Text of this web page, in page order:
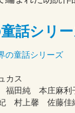
話シリー
の童話シリーズ
カス
福田純 本庄麻
村上馨 佐藤佳